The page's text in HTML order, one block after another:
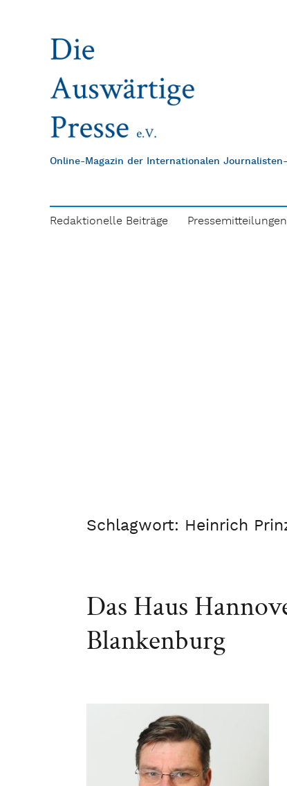
Online-Magazin der Internationalen
Redaktionelle Beiträge Pressemitteilungen
Schlagwort: Heinrich
Das Haus
Blankenburg